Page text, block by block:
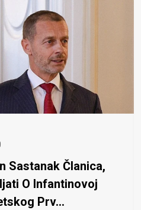
Sastanak Članica,
O Infantinovoj
Prv...